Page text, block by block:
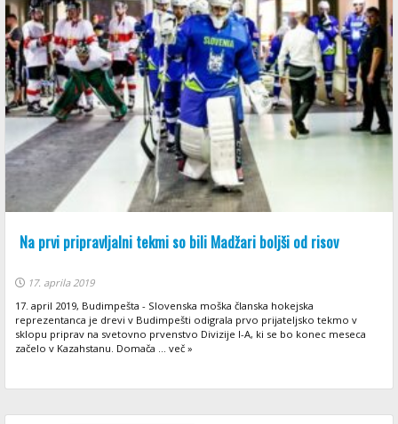
Na prvi pripravljalni tekmi so bili Madžari boljši od risov
17. aprila 2019
17. april 2019, Budimpešta - Slovenska moška članska hokejska
reprezentanca je drevi v Budimpešti odigrala prvo prijateljsko tekmo v
sklopu priprav na svetovno prvenstvo Divizije I-A, ki se bo konec meseca
začelo v Kazahstanu. Domača ... več »